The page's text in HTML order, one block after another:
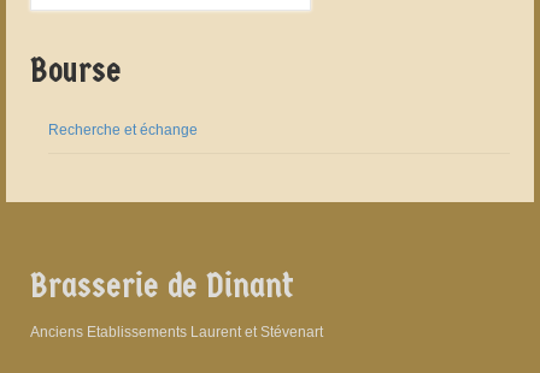
Bourse
Recherche et échange
Brasserie de Dinant
Anciens Etablissements Laurent et Stévenart